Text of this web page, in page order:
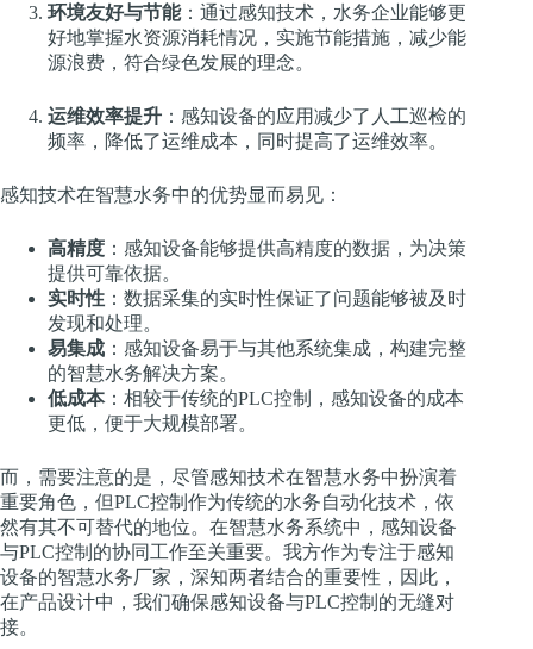
环境友好与节能：通过感知技术，水务企业能够更
好地掌握水资源消耗情况，实施节能措施，减少能
源浪费，符合绿色发展的理念。
运维效率提升 ：感知设备的应用减少了人工巡检的
频率，降低了运维成本，同时提高了运维效率。
感知技术在智慧水务中的优势显而易见：
高精度 ：感知设备能够提供高精度的数据，为决策
提供可靠依据。
实时性 ：数据采集的实时性保证了问题能够被及时
发现和处理。
易集成 ：感知设备易于与其他系统集成，构建完整
的智慧水务解决方案。
低成本：相较于传统的PLC控制，感知设备的成本
更低，便于大规模部署。
而，需要注意的是，尽管感知技术在智慧水务中扮演着
重要角色，但PLC控制作为传统的水务自动化技术，依
然有其不可替代的地位。在智慧水务系统中，感知设备
与PLC控制的协同工作至关重要。我方作为专注于感知
设备的智慧水务厂家，深知两者结合的重要性，因此，
在产品设计中，我们确保感知设备与PLC控制的无缝对
接。